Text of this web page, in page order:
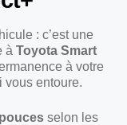
: c’est une
à Toyota Smart
à votre
vous entoure.
selon les